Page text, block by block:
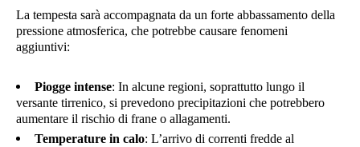
La tempesta sarà accompagnata da un forte abbassamento della
pressione atmosferica, che potrebbe causare fenomeni
aggiuntivi:
Piogge intense: In alcune regioni, soprattutto lungo il
versante tirrenico, si prevedono precipitazioni che potrebbero
aumentare il rischio di frane o allagamenti.
Temperature in calo: L’arrivo di correnti fredde al